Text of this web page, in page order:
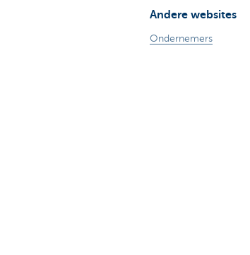
Andere websites
Ondernemers